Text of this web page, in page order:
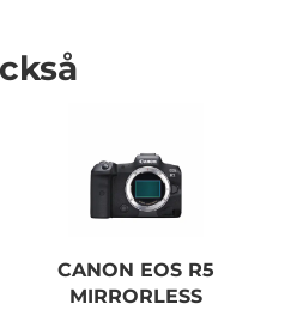
CANON EOS R5
MIRRORLESS